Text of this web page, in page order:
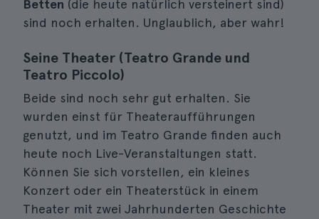
Betten (die heute natürlich versteinert sind)
sind noch erhalten. Unglaublich, aber wahr!
Seine Theater (Teatro Grande und
Teatro Piccolo)
Beide sind noch sehr gut erhalten. Sie
wurden einst für Theateraufführungen
genutzt, und im Teatro Grande finden auch
heute noch Live-Veranstaltungen statt.
Können Sie sich vorstellen, ein kleines
Konzert oder ein Theaterstück in einem
Theater mit zwei Jahrhunderten Geschichte